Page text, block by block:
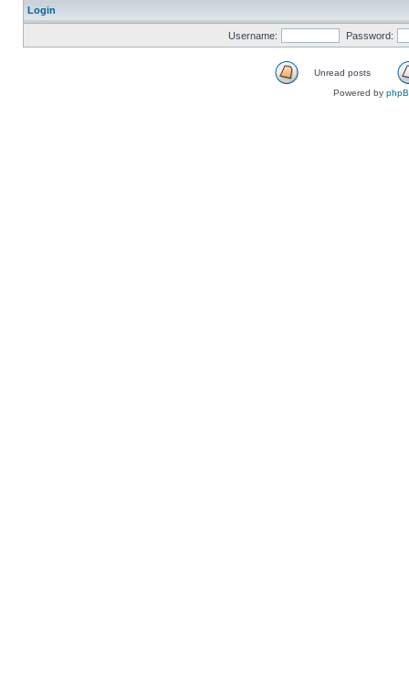
Login
Username: Password:
Unread posts
Powered by